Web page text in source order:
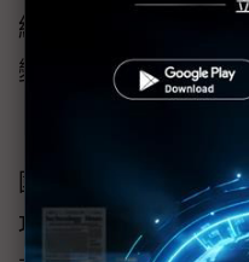
結更大的力量，為社
變。」
《天下雜誌》所舉辦
國內指標性且最受到
項，成為眾多企業一